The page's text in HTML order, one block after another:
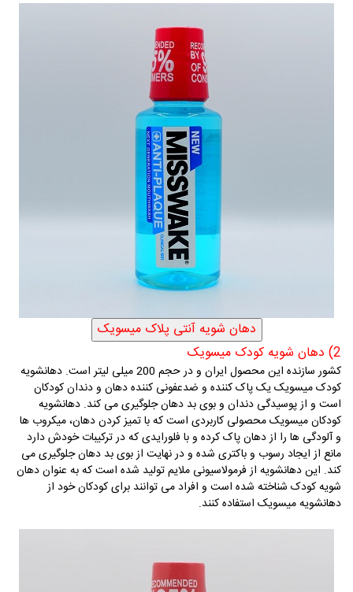
2) دهان شویه کودک میسویک
کشور سازنده این محصول ایران و در حجم 200 میلی لیتر است. دهان
شویه
کودک میسویک یک پاک کننده و ضدعفونی کننده دهان و دندان کودکان
است و از پوسیدگی دندان و بوی بد دهان جلوگیری می کند. دهانشویه
کودکان میسویک محصولی کاربردی است که با تمیز کردن دهان، میکروب ها
و آلودگی ها را از دهان پاک کرده و با فلورایدی که در ترکیبات خودش دارد
مانع از ایجاد رسوب و باکتری شده و در نهایت از بوی بد دهان جلوگیری می
کند. این دهانشویه از فرمولاسیونی ملایم تولید شده است که به عنوان دهان
شویه کودک شناخته شده است و افراد می توانند برای کودکان خود از
دهانشویه میسویک استفاده کنند.